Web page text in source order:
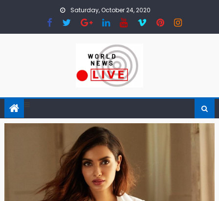
Saturday, October 24, 2020